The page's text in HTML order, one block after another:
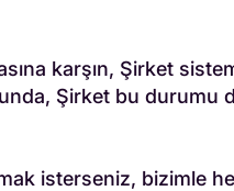
karşın, Şirket
Şirket bu durumu
isterseniz, bizimle